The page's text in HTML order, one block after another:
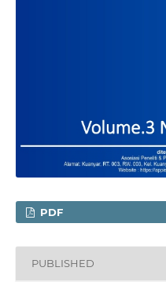
PDF
PUBLISHED